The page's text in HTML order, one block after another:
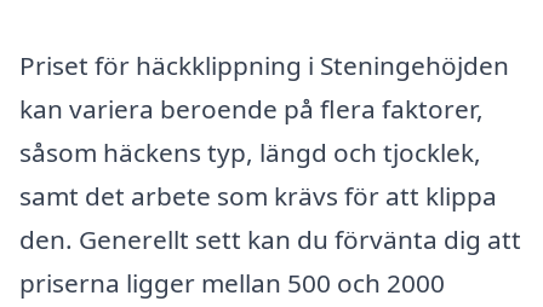
Priset för häckklippning i Steningehöjden
kan variera beroende på flera faktorer,
såsom häckens typ, längd och tjocklek,
samt det arbete som krävs för att klippa
den. Generellt sett kan du förvänta dig att
priserna ligger mellan 500 och 2000